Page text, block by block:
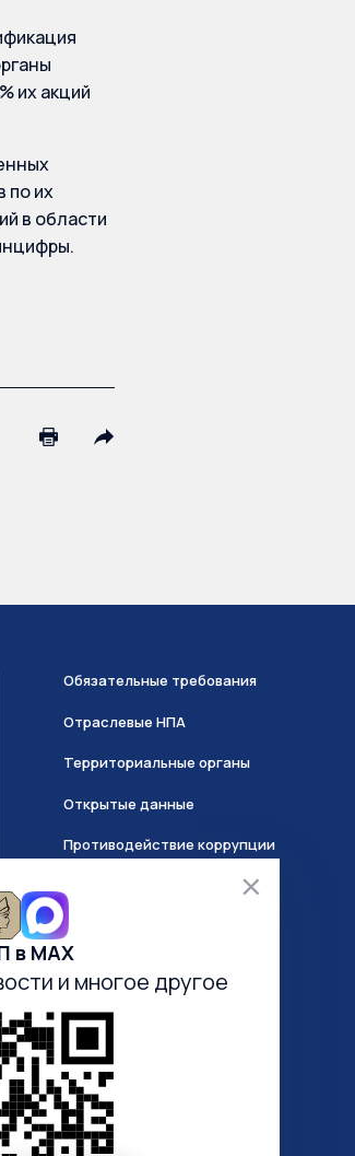
их акций
по их
в области
Обязательные требования
Отраслевые НПА
Территориальные органы
Открытые данные
Противодействие коррупции
О системе ГИИС ДМДК
Анкетирование
Электронная очередь
в МАХ
и многое другое